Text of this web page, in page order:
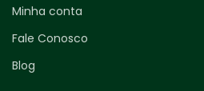
Minha conta
Fale Conosco
Blog